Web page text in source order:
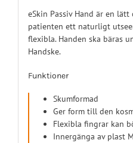
eSkin Passiv Hand är en
patienten ett naturligt
flexibla. Handen ska bäras
Handske.
Funktioner
Skumformad
Ger form till den
Flexibla fingrar kan
Innergänga av plast